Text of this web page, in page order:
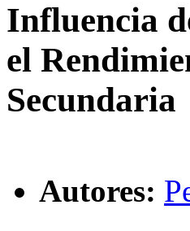
Influencia
el
Secundaria
Autores: